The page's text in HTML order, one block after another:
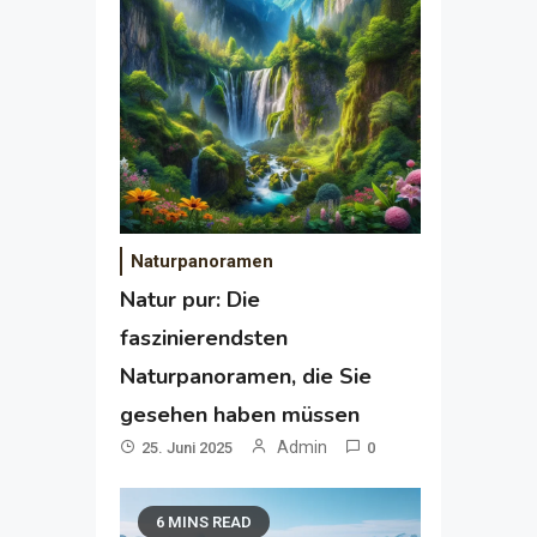
Naturpanoramen
Natur pur: Die
faszinierendsten
Naturpanoramen, die Sie
gesehen haben müssen
25. Juni 2025 Admin 0
6 MINS READ